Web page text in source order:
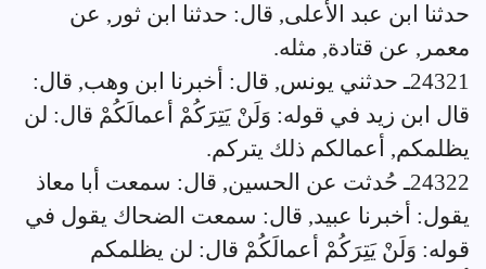
حدثنا ابن عبد الأعلى, قال: حدثنا ابن ثور, عن
معمر, عن قتادة, مثله.
24321ـ حدثني يونس, قال: أخبرنا ابن وهب, قال:
قال ابن زيد في قوله: وَلَنْ يَتِرَكُمْ أعمالَكُمْ قال: لن
يظلمكم, أعمالكم ذلك يتركم.
24322ـ حُدثت عن الحسين, قال: سمعت أبا معاذ
يقول: أخبرنا عبيد, قال: سمعت الضحاك يقول في
قوله: وَلَنْ يَتِرَكُمْ أعمالَكُمْ قال: لن يظلمكم